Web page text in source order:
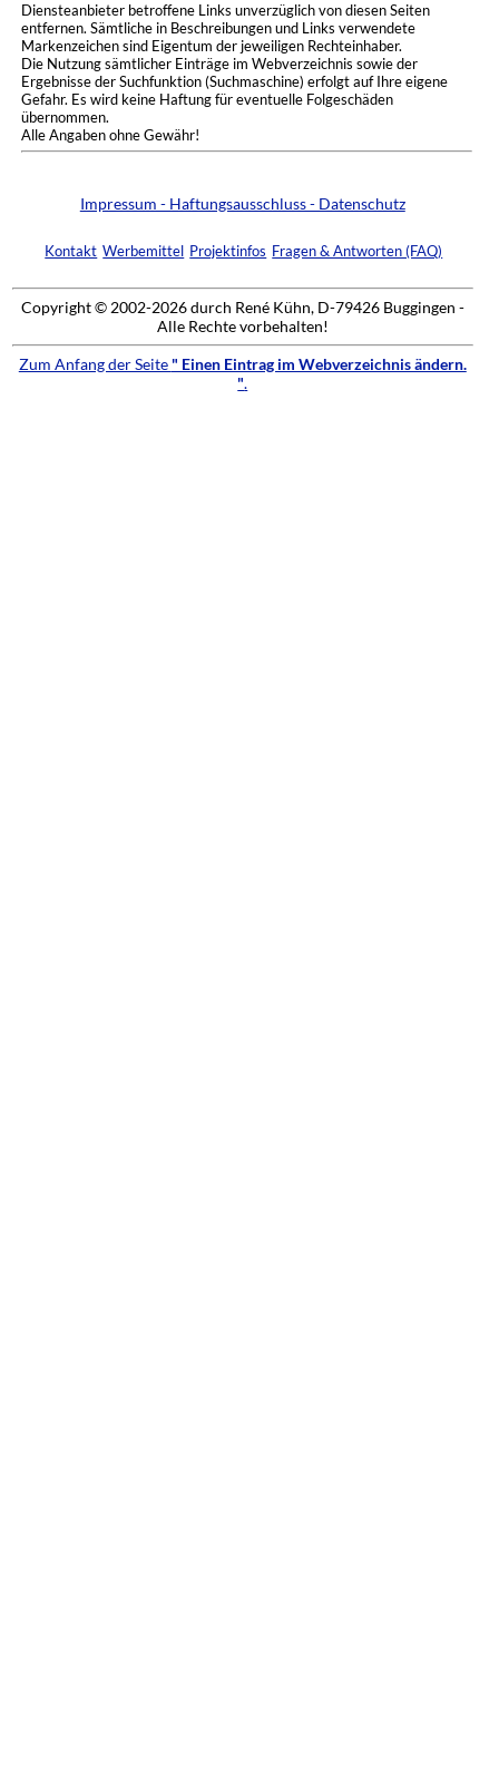
Diensteanbieter betroffene Links unverzüglich von diesen Seiten
entfernen. Sämtliche in Beschreibungen und Links verwendete
Markenzeichen sind Eigentum der jeweiligen Rechteinhaber.
Die Nutzung sämtlicher Einträge im Webverzeichnis sowie der
Ergebnisse der Suchfunktion (Suchmaschine) erfolgt auf Ihre eigene
Gefahr. Es wird keine Haftung für eventuelle Folgeschäden
übernommen.
Alle Angaben ohne Gewähr!
Impressum - Haftungsausschluss - Datenschutz
Kontakt Werbemittel Projektinfos Fragen & Antworten (FAQ)
Copyright © 2002-2026 durch René Kühn, D-79426 Buggingen -
Alle Rechte vorbehalten!
Zum Anfang der Seite " Einen Eintrag im Webverzeichnis ändern.
".